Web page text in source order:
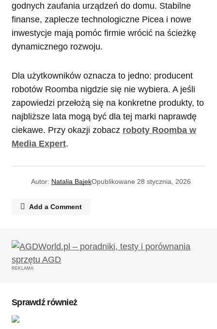
godnych zaufania urządzeń do domu. Stabilne
finanse, zaplecze technologiczne Picea i nowe
inwestycje mają pomóc firmie wrócić na ścieżkę
dynamicznego rozwoju.
Dla użytkowników oznacza to jedno: producent
robotów Roomba nigdzie się nie wybiera. A jeśli
zapowiedzi przełożą się na konkretne produkty, to
najbliższe lata mogą być dla tej marki naprawdę
ciekawe. Przy okazji zobacz roboty Roomba w
Media Expert.
Autor: Natalia BajekOpublikowane 28 stycznia, 2026
Add a Comment
Twój adres email nie zostanie opublikowany.
Wymagane pola są oznaczone
REKLAMA
Sprawdź również